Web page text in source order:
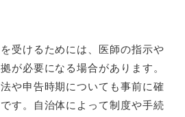
受けるためには、医師の指示や
が必要になる場合があります。
や申告時期についても事前に確
す。自治体によって制度や手続